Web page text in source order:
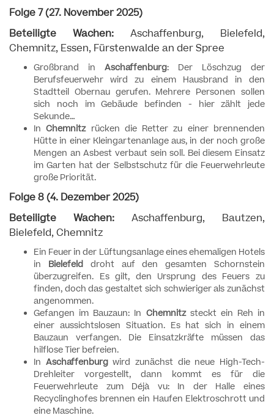
Folge 7 (27. November 2025)
Beteiligte Wachen: Aschaffenburg, Bielefeld,
Chemnitz, Essen, Fürstenwalde an der Spree
Großbrand in Aschaffenburg: Der Löschzug der
Berufsfeuerwehr wird zu einem Hausbrand in den
Stadtteil Obernau gerufen. Mehrere Personen sollen
sich noch im Gebäude befinden - hier zählt jede
Sekunde…
InChemnitz rücken die Retter zu einer brennenden
Hütte in einer Kleingartenanlage aus, in der noch große
Mengen an Asbest verbaut sein soll. Bei diesem Einsatz
im Garten hat der Selbstschutz für die Feuerwehrleute
große Priorität.
Folge 8 (4. Dezember 2025)
Beteiligte Wachen: Aschaffenburg, Bautzen,
Bielefeld, Chemnitz
Ein Feuer in der Lüftungsanlage eines ehemaligen Hotels
in Bielefeld droht auf den gesamten Schornstein
überzugreifen. Es gilt, den Ursprung des Feuers zu
finden, doch das gestaltet sich schwieriger als zunächst
angenommen.
Gefangen im Bauzaun: In Chemnitz steckt ein Reh in
einer aussichtslosen Situation. Es hat sich in einem
Bauzaun verfangen. Die Einsatzkräfte müssen das
hilflose Tier befreien.
In Aschaffenburgwird zunächst die neue High-Tech-
Drehleiter vorgestellt, dann kommt es für die
Feuerwehrleute zum Déjà vu: In der Halle eines
Recyclinghofes brennen ein Haufen Elektroschrott und
eine Maschine.